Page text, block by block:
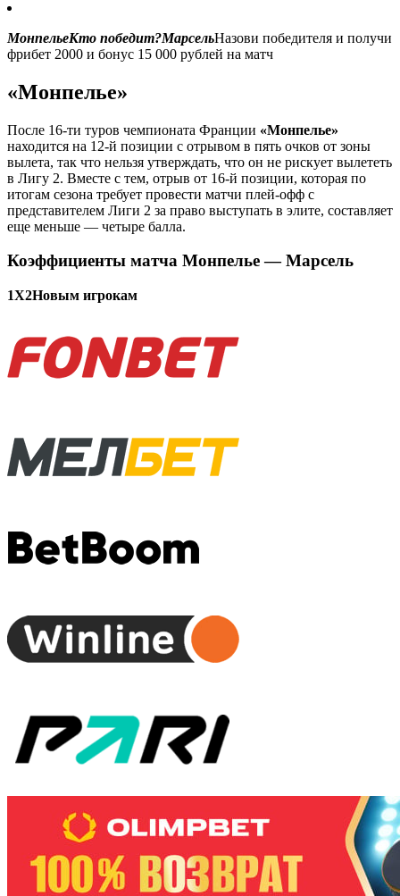
МонпельеКто победит?МарсельНазови победителя и получи
фрибет 2000 и бонус 15 000 рублей на матч
«Монпелье»
После 16-ти туров чемпионата Франции «Монпелье»
находится на 12-й позиции с отрывом в пять очков от зоны
вылета, так что нельзя утверждать, что он не рискует вылететь
в Лигу 2. Вместе с тем, отрыв от 16-й позиции, которая по
итогам сезона требует провести матчи плей-офф с
представителем Лиги 2 за право выступать в элите, составляет
еще меньше — четыре балла.
Коэффициенты матча Монпелье — Марсель
1X2Новым игрокам